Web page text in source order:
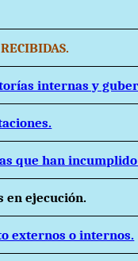
internas y
que han
en ejecución.
externos o internos.